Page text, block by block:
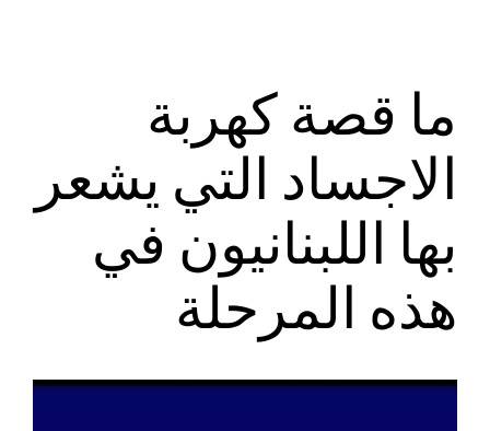
ما قصة كهربة
الاجساد التي يشعر
بها اللبنانيون في
هذه المرحلة